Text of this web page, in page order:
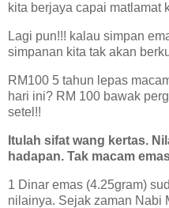
kita berjaya capai matlamat
Lagi pun!!! kalau simpan
simpanan kita tak akan
RM100 5 tahun lepas
hari ini? RM 100 bawak
setel!!
Itulah sifat wang kertas.
hadapan. Tak macam
1 Dinar emas (4.25gram)
nilainya. Sejak zaman Nabi